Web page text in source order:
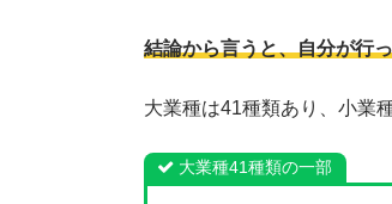
結論から言うと、自分が行
大業種は41種類あり、小業
大業種41種類の一部